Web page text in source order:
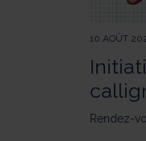
10 AOÛT
Rendez-